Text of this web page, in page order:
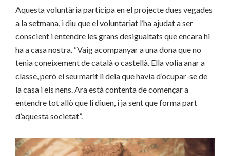
Aquesta voluntària participa en el projecte dues vegades
a la setmana, i diu que el voluntariat l’ha ajudat a ser
conscient i entendre les grans desigualtats que encara hi
ha a casa nostra. “Vaig acompanyar a una dona que no
tenia coneixement de català o castellà. Ella volia anar a
classe, però el seu marit li deia que havia d’ocupar-se de
la casa i els nens. Ara està contenta de començar a
entendre tot allò que li diuen, i ja sent que forma part
d’aquesta societat”.